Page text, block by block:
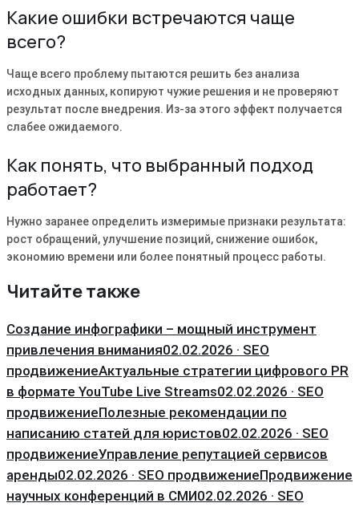
Какие ошибки встречаются чаще
всего?
Чаще всего проблему пытаются решить без анализа
исходных данных, копируют чужие решения и не проверяют
результат после внедрения. Из-за этого эффект получается
слабее ожидаемого.
Как понять, что выбранный подход
работает?
Нужно заранее определить измеримые признаки результата:
рост обращений, улучшение позиций, снижение ошибок,
экономию времени или более понятный процесс работы.
Читайте также
Создание инфографики – мощный инструмент
привлечения внимания02.02.2026 · SEO
продвижениеАктуальные стратегии цифрового PR
в формате YouTube Live Streams02.02.2026 · SEO
продвижениеПолезные рекомендации по
написанию статей для юристов02.02.2026 · SEO
продвижениеУправление репутацией сервисов
аренды02.02.2026 · SEO продвижениеПродвижение
научных конференций в СМИ02.02.2026 · SEO